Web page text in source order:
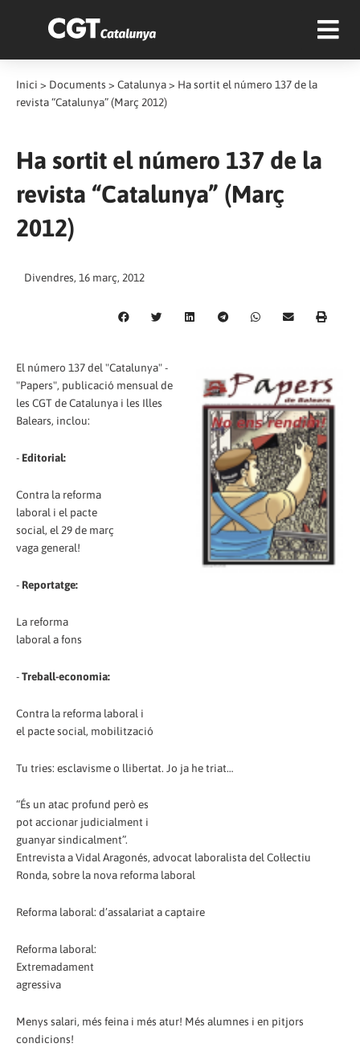
Inici > Documents > Catalunya> Ha sortit el número 137 de la
revista “Catalunya” (Març 2012)
Ha sortit el número 137 de la
revista “Catalunya” (Març
2012)
Divendres, 16 març, 2012
El número 137 del "Catalunya" -
"Papers", publicació mensual de
les CGT de Catalunya i les Illes
Balears, inclou:
- Editorial:
Contra la reforma
laboral i el pacte
social, el 29 de març
vaga general!
- Reportatge:
La reforma
laboral a fons
-Treball-economia:
Contra la reforma laboral i
el pacte social, mobilització
Tu tries: esclavisme o llibertat. Jo ja he triat…
“És un atac profund però es
pot accionar judicialment i
guanyar sindicalment”.
Entrevista a Vidal Aragonés, advocat laboralista del Col·lectiu
Ronda, sobre la nova reforma laboral
Reforma laboral: d’assalariat a captaire
Reforma laboral:
Extremadament
agressiva
Menys salari, més feina i més atur! Més alumnes i en pitjors
condicions!